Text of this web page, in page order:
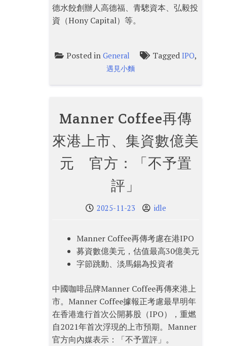
德水餃創辦人高德福、青驄資本、弘毅投
資（Hony Capital）等。
Posted in General Tagged IPO,
遇見小麵
Manner Coffee再傳
來港上市、集資數億美
元 官方：「不予置
評」
2025-11-23 idle
Manner Coffee再傳考慮在港IPO
募資數億美元，估值最高30億美元
字節跳動、淡馬錫為投資者
中國咖啡品牌Manner Coffee再傳來港上
市。Manner Coffee據報正考慮最早明年
在香港進行首次公開募股（IPO），重燃
自2021年首次浮現的上市預期。Manner
官方向內媒表示：「不予置評」。